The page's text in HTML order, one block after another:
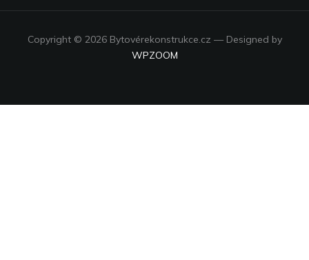
Copyright © 2026 Bytovérekonstrukce.cz — Designed by
WPZOOM